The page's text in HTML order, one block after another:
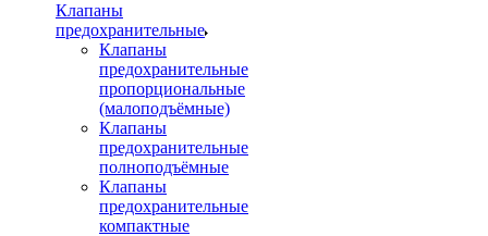
Клапаны
предохранительные
Клапаны
предохранительные
пропорциональные
(малоподъёмные)
Клапаны
предохранительные
полноподъёмные
Клапаны
предохранительные
компактные